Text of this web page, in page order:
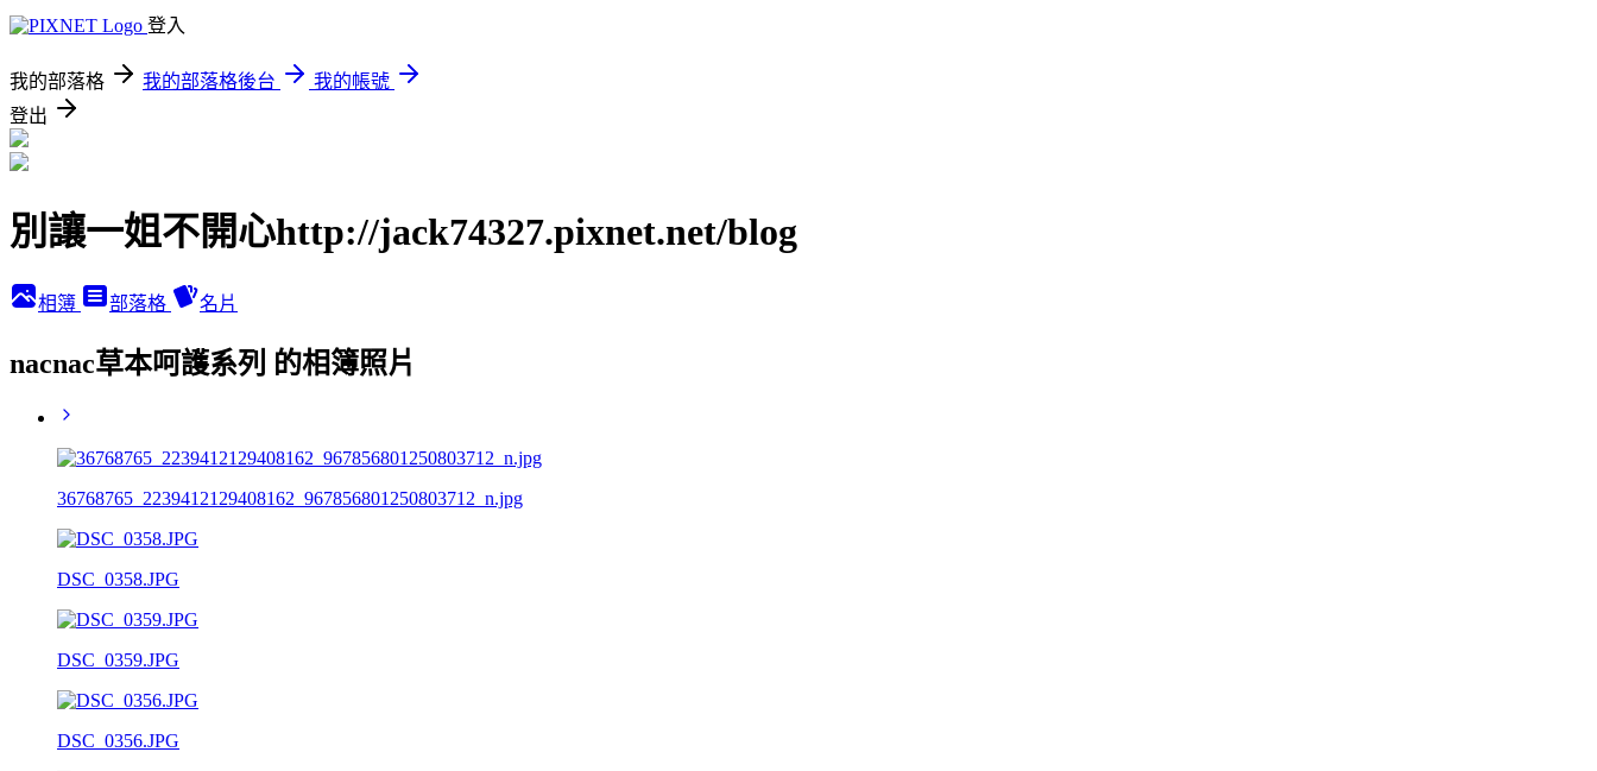
登入
我的部落格 我的部落格後台
我的帳號
登出
別讓一姐不開心http://jack74327.pixnet.net/blog
相簿 部落格 名片
nacnac草本呵護系列 的相簿照片
36768765_2239412129408162_967856801250803712_n.jpg
DSC_0358.JPG
DSC_0359.JPG
DSC_0356.JPG